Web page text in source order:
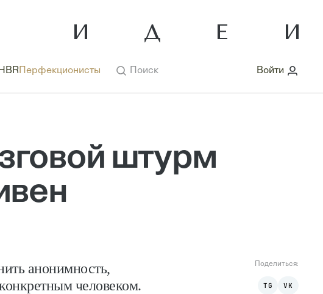
Перфекционисты Поиск Войти
штурм
анонимность,
человеком.
Поделиться:
TG VK